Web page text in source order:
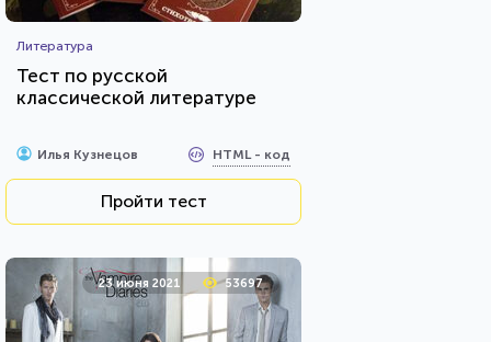
Литература
Тест по русской
классической литературе
Илья Кузнецов HTML - код
Пройти тест
23 июня 2021 53697